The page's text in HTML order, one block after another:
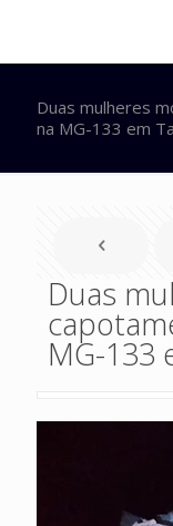
Duas mulheres
na MG-133 em
Duas
MG-133